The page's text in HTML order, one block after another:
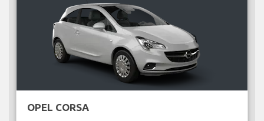
OPEL CORSA